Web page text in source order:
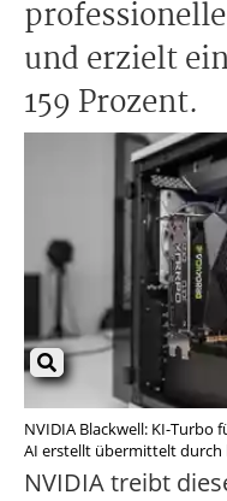
und erzielt
159 Prozent.
NVIDIA Blackwell: KI-
AI erstellt übermittelt durch
NVIDIA treibt